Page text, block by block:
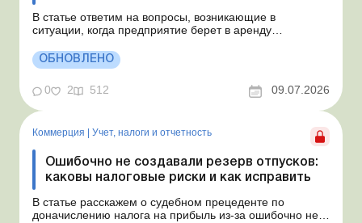
В статье ответим на вопросы, возникающие в
ситуации, когда предприятие берет в аренду
действовать с середины месяца. Предприятие
арендует у физлица автомобиль с 15.07.2026.
Согласно условиям договора арендная плата
составляет 4 000 грн в месяц. Возн...
ОБНОВЛЕНО
0 2 512 09.07.2026
Коммерция | Учет, налоги и отчетность
Ошибочно не создавали резерв отпусков:
каковы налоговые риски и как исправить
В статье расскажем о судебном прецеденте по
доначислению налога на прибыль из-за ошибочно не